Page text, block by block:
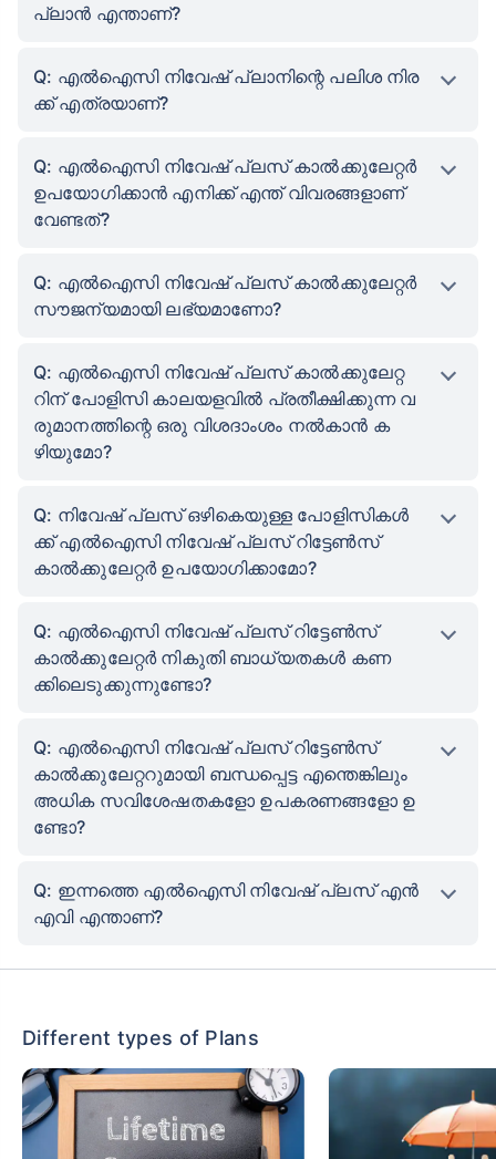
പ്ലാൻ എന്താണ്?
Q: എൽഐസി നിവേഷ് പ്ലാനിന്റെ പലിശ നിര
ക്ക് എത്രയാണ്?
Q: എൽഐസി നിവേഷ് പ്ലസ് കാൽക്കുലേറ്റർ
ഉപയോഗിക്കാൻ എനിക്ക് എന്ത് വിവരങ്ങളാണ്
വേണ്ടത്?
Q: എൽഐസി നിവേഷ് പ്ലസ് കാൽക്കുലേറ്റർ
സൗജന്യമായി ലഭ്യമാണോ?
Q: എൽഐസി നിവേഷ് പ്ലസ് കാൽക്കുലേറ്റ
റിന് പോളിസി കാലയളവിൽ പ്രതീക്ഷിക്കുന്ന വ
രുമാനത്തിന്റെ ഒരു വിശദാംശം നൽകാൻ ക
ഴിയുമോ?
Q: നിവേഷ് പ്ലസ് ഒഴികെയുള്ള പോളിസികൾ
ക്ക് എൽഐസി നിവേഷ് പ്ലസ് റിട്ടേൺസ്
കാൽക്കുലേറ്റർ ഉപയോഗിക്കാമോ?
Q: എൽഐസി നിവേഷ് പ്ലസ് റിട്ടേൺസ്
കാൽക്കുലേറ്റർ നികുതി ബാധ്യതകൾ കണ
ക്കിലെടുക്കുന്നുണ്ടോ?
Q: എൽഐസി നിവേഷ് പ്ലസ് റിട്ടേൺസ്
കാൽക്കുലേറ്ററുമായി ബന്ധപ്പെട്ട എന്തെങ്കിലും
അധിക സവിശേഷതകളോ ഉപകരണങ്ങളോ ഉ
ണ്ടോ?
Q: ഇന്നത്തെ എൽഐസി നിവേഷ് പ്ലസ് എൻ
എവി എന്താണ്?
Different types of Plans